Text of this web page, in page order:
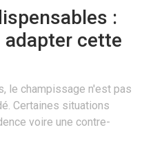
:
adapter cette
le champissage n'est pas
Certaines situations
voire une contre-